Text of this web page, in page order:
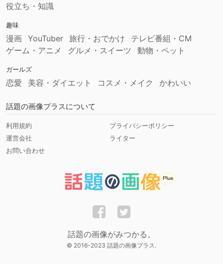
役立ち・知識
趣味
漫画 YouTuber 旅行・おでかけ
テレビ番組・CM
ゲーム・アニメ
グルメ・スイーツ 動物・ペット
ガールズ
恋愛 美容・ダイエット コスメ・メイク かわいい
話題の画像プラスについて
利用規約
プライバシーポリシー
運営会社
ライター
お問い合わせ
話題の画像がみつかる。
© 2016-2023 話題の画像プラス.